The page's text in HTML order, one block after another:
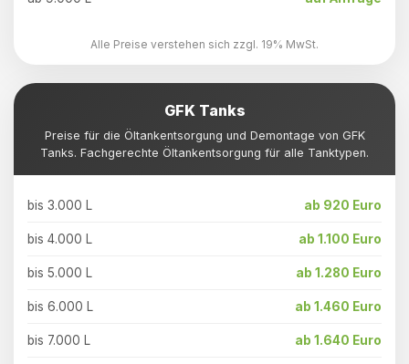
Alle Preise verstehen sich zzgl. 19% MwSt.
GFK Tanks
Preise für die Öltankentsorgung und Demontage von GFK
Tanks. Fachgerechte Öltankentsorgung für alle Tanktypen.
bis 3.000 L ab 920 Euro
bis 4.000 L ab 1.100 Euro
bis 5.000 L ab 1.280 Euro
bis 6.000 L ab 1.460 Euro
bis 7.000 L ab 1.640 Euro